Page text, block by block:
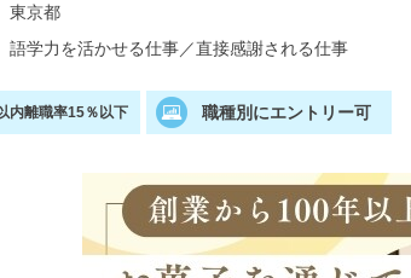
東京都
語学力を活かせる仕事／直接感謝される仕事
内離職率15％以下 職種別にエントリー可